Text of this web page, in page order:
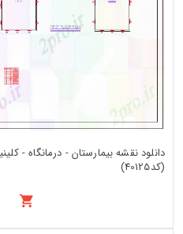
دانلود نقشه بیمارستان - درمانگاه -
(کد40125)